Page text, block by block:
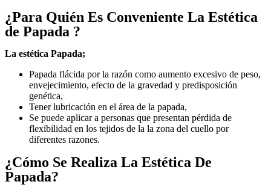
¿Para Quién Es Conveniente La Estética
de Papada ?
La estética Papada;
Papada flácida por la razón como aumento excesivo de peso,
envejecimiento, efecto de la gravedad y predisposición
genética,
Tener lubricación en el área de la papada,
Se puede aplicar a personas que presentan pérdida de
flexibilidad en los tejidos de la la zona del cuello por
diferentes razones.
¿Cómo Se Realiza La Estética De
Papada?